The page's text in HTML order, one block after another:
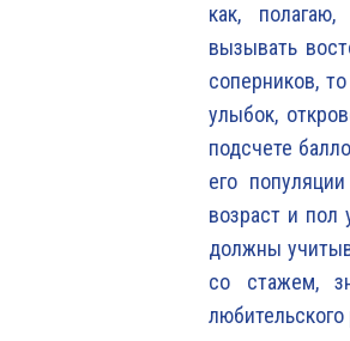
как,
вызывать
соперников,
улыбок,
подсчете
его
возраст и пол
должны
со стажем,